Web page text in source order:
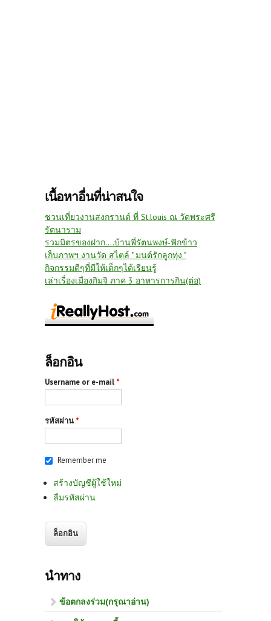
เนื้อหาอื่นที่น่าสนใจ
ชวนเที่ยวงานสงกรานต์ ที่ St.louis ณ วัดพระศรี
รัตนาราม
รวมมิตรของฝาก....บ้านพี่รัตนพงษ์-ฟักข้าว
เก็บภาพฯ งานวัด สไตล์ " มนต์รักลูกทุ่ง "
กิจกรรมดีๆที่มีให้เด็กๆได้เรียนรู้
เล่าเรื่องเมืองกิมจิ ภาค 3 อาหารการกิน(ต่อ)
ล็อกอิน
Username or e-mail *
รหัสผ่าน *
Remember me
สร้างบัญชีผู้ใช้ใหม่
ลืมรหัสผ่าน
นำทาง
ข้อตกลงร่วม(กรุณาอ่าน)